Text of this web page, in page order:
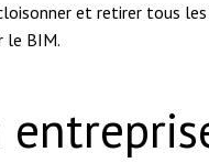
et retirer tous
le BIM.